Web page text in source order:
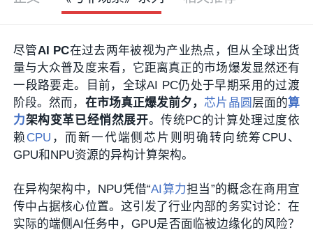
尽管AI PC在过去两年被视为产业热点，但从全球出货
量与大众普及度来看，它距离真正的市场爆发显然还有
一段路要走。目前，全球AI PC仍处于早期采用的过渡
阶段。然而， 在市场真正爆发前夕， 芯片 晶圆 层面的算
力架构变革已经悄然展开。传统PC的计算处理过度依
赖 CPU ，而新一代端侧芯片则明确转向统筹CPU、
GPU和NPU资源的异构计算架构。
在异构架构中，NPU凭借“AI算力担当”的概念在商用宣
传中占据核心位置。这引发了行业内部的务实讨论：在
实际的端侧AI任务中，GPU是否面临被边缘化的风险？